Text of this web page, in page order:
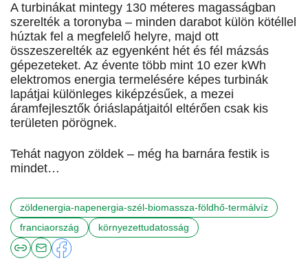
A turbinákat mintegy 130 méteres magasságban
szerelték a toronyba – minden darabot külön kötéllel
húztak fel a megfelelő helyre, majd ott
összeszerelték az egyenként hét és fél mázsás
gépezeteket. Az évente több mint 10 ezer kWh
elektromos energia termelésére képes turbinák
lapátjai különleges kiképzésűek, a mezei
áramfejlesztők óriáslapátjaitól eltérően csak kis
területen pörögnek.
Tehát nagyon zöldek – még ha barnára festik is
mindet…
zöldenergia-napenergia-szél-biomassza-földhő-termálvíz
franciaország
környezettudatosság